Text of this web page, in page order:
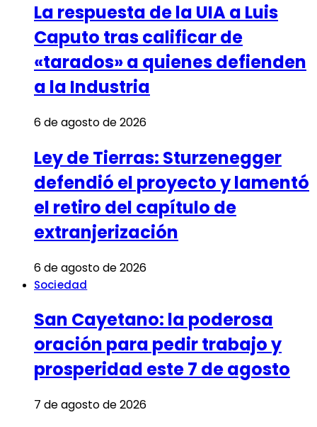
La respuesta de la UIA a Luis
Caputo tras calificar de
«tarados» a quienes defienden
a la Industria
6 de agosto de 2026
Ley de Tierras: Sturzenegger
defendió el proyecto y lamentó
el retiro del capítulo de
extranjerización
6 de agosto de 2026
Sociedad
San Cayetano: la poderosa
oración para pedir trabajo y
prosperidad este 7 de agosto
7 de agosto de 2026